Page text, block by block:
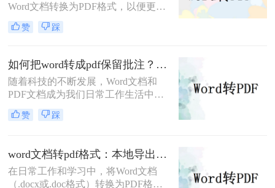
Word文档转换为PDF格式，以便更好
地分享、打印或存档。那么word怎么
转换成pdf免费呢？本文将介绍三种免
赞 踩
如何把word转成pdf保留批注？这三种方法建议收藏！
随着科技的不断发展，Word文档和
PDF文档成为我们日常工作生活中经
常遇到的文件格式。在某些情况下，
我们需要将Word文档转换为PDF格
批注呢？本文将介绍三种简单有效的
方法来帮助您将Word文档转成PDF并
保留批注。
赞 踩
word文档转pdf格式：本地导出和在线工具怎么选！
在日常工作和学习中，将Word文档
（.docx或.doc格式）转换为PDF格式